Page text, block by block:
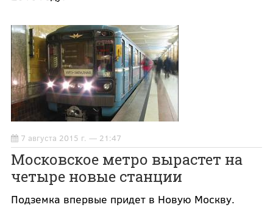
7 августа 2015 г. — 21:47
Московское метро вырастет на
четыре новые станции
Подземка впервые придет в Новую Москву.